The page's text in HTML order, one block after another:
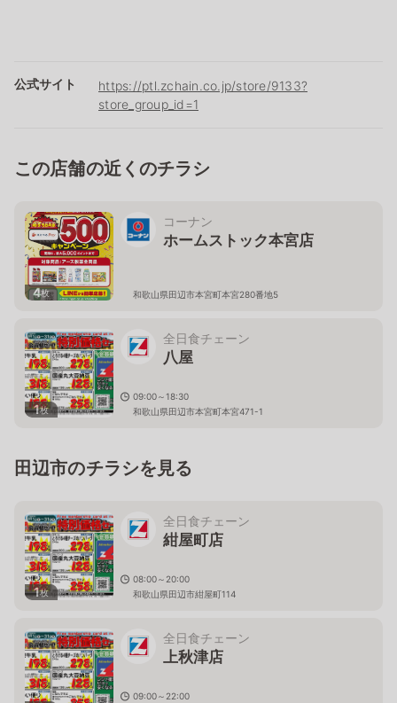
公式サイト
https://ptl.zchain.co.jp/store/9133?
store_group_id=1
この店舗の近くのチラシ
4枚
コーナン
ホームストック本宮店
和歌山県田辺市本宮町本宮280番地5
1枚
全日食チェーン
八屋
09:00～18:30
和歌山県田辺市本宮町本宮471-1
田辺市のチラシを見る
1枚
全日食チェーン
紺屋町店
08:00～20:00
和歌山県田辺市紺屋町114
全日食チェーン
上秋津店
09:00～22:00